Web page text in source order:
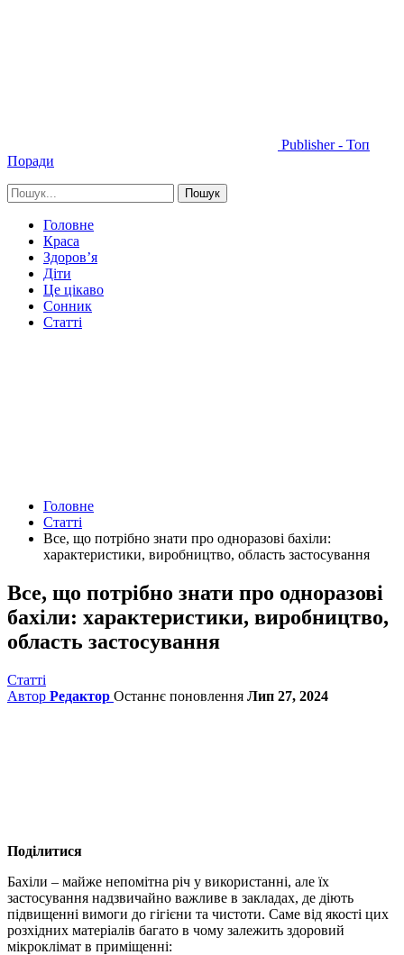
Publisher - Топ
Поради
Головне
Краса
Здоров’я
Діти
Це цікаво
Сонник
Статті
Головне
Статті
Все, що потрібно знати про одноразові бахіли:
характеристики, виробництво, область застосування
Все, що потрібно знати про одноразові
бахіли: характеристики, виробництво,
область застосування
Статті
Автор Редактор Останнє поновлення Лип 27, 2024
Поділитися
Бахіли – майже непомітна річ у використанні, але їх
застосування надзвичайно важливе в закладах, де діють
підвищенні вимоги до гігієни та чистоти. Саме від якості цих
розхідних матеріалів багато в чому залежить здоровий
мікроклімат в приміщенні: